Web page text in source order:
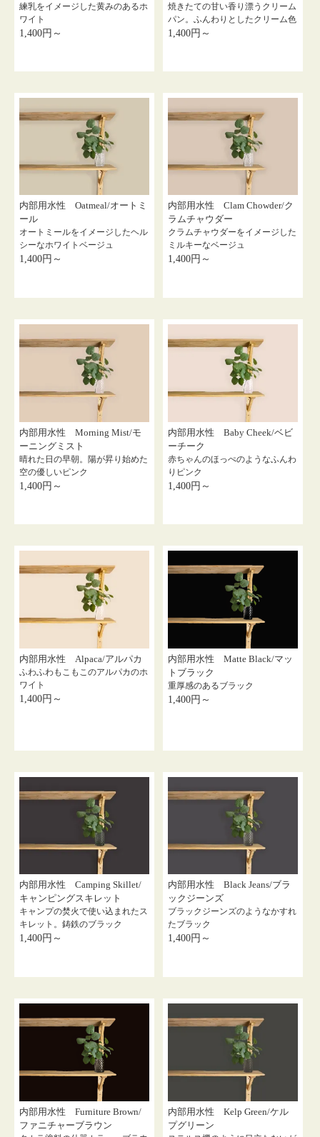
練乳をイメージした黄みのあるホ
ワイト
1,400円～
焼きたての甘い香り漂うクリーム
パン。ふんわりとしたクリーム色
1,400円～
内部用水性 Oatmeal/オートミ
ール
オートミールをイメージしたヘル
シーなホワイトベージュ
1,400円～
内部用水性 Clam Chowder/ク
ラムチャウダー
クラムチャウダーをイメージした
ミルキーなベージュ
1,400円～
内部用水性 Morning Mist/モ
ーニングミスト
晴れた日の早朝。陽が昇り始めた
空の優しいピンク
1,400円～
内部用水性 Baby Cheek/ベビ
ーチーク
赤ちゃんのほっぺのようなふんわ
りピンク
1,400円～
内部用水性 Alpaca/アルパカ
ふわふわもこもこのアルパカのホ
ワイト
1,400円～
内部用水性 Matte Black/マッ
トブラック
重厚感のあるブラック
1,400円～
内部用水性 Camping Skillet/
キャンピングスキレット
キャンプの焚火で使い込まれたス
キレット。鋳鉄のブラック
1,400円～
内部用水性 Black Jeans/ブラ
ックジーンズ
ブラックジーンズのようなかすれ
たブラック
1,400円～
内部用水性 Furniture Brown/
ファニチャーブラウン
内部用水性 Kelp Green/ケル
プグリーン